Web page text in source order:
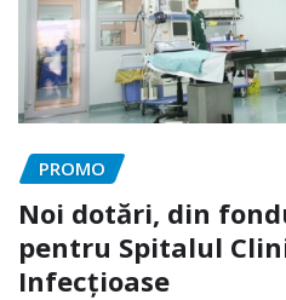
PROMO
Noi dotări, din
pentru Spitalul
Infecțioase